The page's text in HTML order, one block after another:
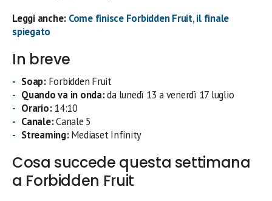
Leggi anche: Come finisce Forbidden Fruit, il finale
spiegato
In breve
Soap:Forbidden Fruit
Quando va in onda:da lunedì 13 a venerdì 17 luglio
Orario:14:10
Canale:Canale 5
Streaming:Mediaset Infinity
Cosa succede questa settimana
a Forbidden Fruit